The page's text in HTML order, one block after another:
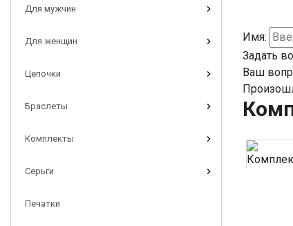
Для мужчин
Для женщин
Цепочки
Браслеты
Комплекты
Серьги
Печатки
Имя:
Задать
Ваш